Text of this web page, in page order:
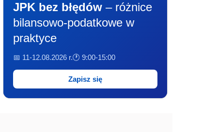
JPK bez błędów – różnice
bilansowo-podatkowe w
praktyce
📅 11-12.08.2026 r.🕐 9:00-15:00
Zapisz się